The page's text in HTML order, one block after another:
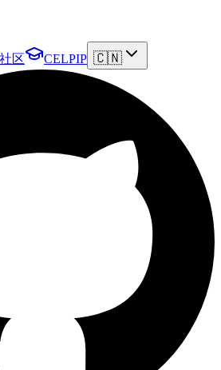
社区 CELPIP 🇨🇳